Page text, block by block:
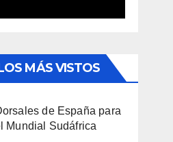
MÁS VISTOS
de España para
Mundial Sudáfrica